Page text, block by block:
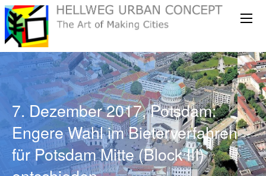
7. Dezember 2017, Potsdam:
Engere Wahl im Bieterverfahren
für Potsdam Mitte (Block III)